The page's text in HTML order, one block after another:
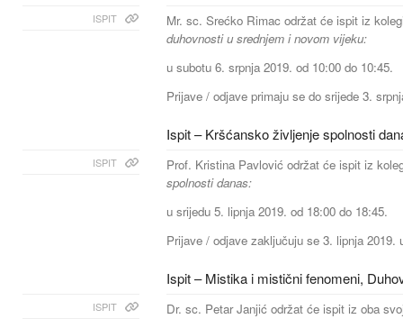
ISPIT
Mr. sc. Srećko Rimac održat će ispit iz
duhovnosti u srednjem i novom vijeku:
u subotu 6. srpnja 2019. od 10:00 do 10:45.
Prijave / odjave primaju se do srijede 3.
Ispit – Kršćansko življenje spolnosti
ISPIT
Prof. Kristina Pavlović održat će ispit iz
spolnosti danas:
u srijedu 5. lipnja 2019. od 18:00 do 18:45.
Prijave / odjave zaključuju se 3. lipnja 2019.
Ispit – Mistika i mistični fenomeni,
ISPIT
Dr. sc. Petar Janjić održat će ispit iz oba